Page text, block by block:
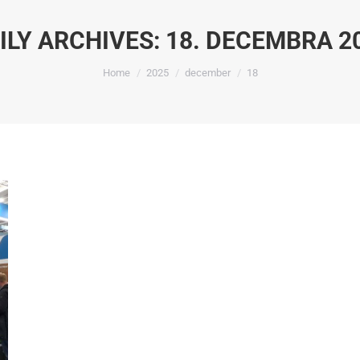
ARCHIVES: 18. DECEMBRA
You are here:
Home 2025 december 18